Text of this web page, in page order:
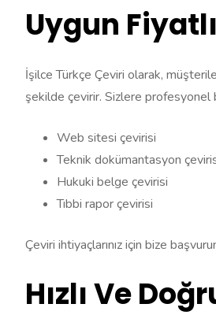
Uygun
İşilce Türkçe Çeviri olarak,
şekilde çevirir. Sizlere profesyonel
Web sitesi çevirisi
Teknik dokümantasyon
Hukuki belge çevirisi
Tıbbi rapor çevirisi
Çeviri ihtiyaçlarınız için bize
Hızlı Ve